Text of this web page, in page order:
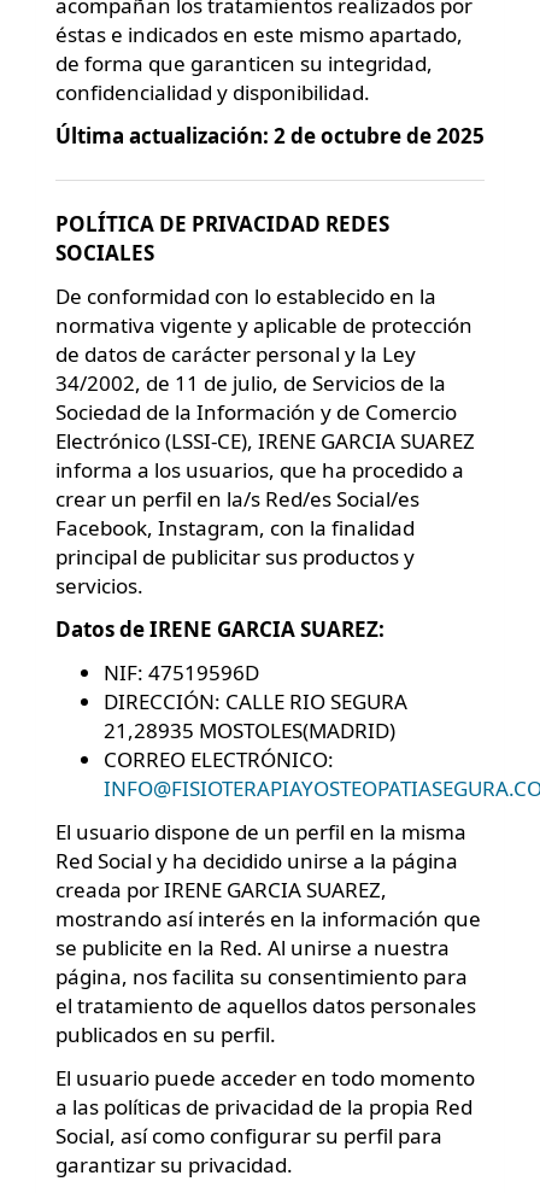
éstas e indicados en este mismo apartado,
de forma que garanticen su integridad,
confidencialidad y disponibilidad.
Última actualización: 2 de octubre de 2025
POLÍTICA DE PRIVACIDAD REDES
SOCIALES
De conformidad con lo establecido en la
normativa vigente y aplicable de protección
de datos de carácter personal y la Ley
34/2002, de 11 de julio, de Servicios de la
Sociedad de la Información y de Comercio
Electrónico (LSSI-CE), IRENE GARCIA SUAREZ
informa a los usuarios, que ha procedido a
crear un perfil en la/s Red/es Social/es
Facebook, Instagram, con la finalidad
principal de publicitar sus productos y
servicios.
Datos de IRENE GARCIA SUAREZ:
NIF: 47519596D
DIRECCIÓN: CALLE RIO SEGURA
21,28935 MOSTOLES(MADRID)
CORREO ELECTRÓNICO:
El usuario dispone de un perfil en la misma
Red Social y ha decidido unirse a la página
creada por IRENE GARCIA SUAREZ,
mostrando así interés en la información que
se publicite en la Red. Al unirse a nuestra
página, nos facilita su consentimiento para
el tratamiento de aquellos datos personales
publicados en su perfil.
El usuario puede acceder en todo momento
a las políticas de privacidad de la propia Red
Social, así como configurar su perfil para
garantizar su privacidad.